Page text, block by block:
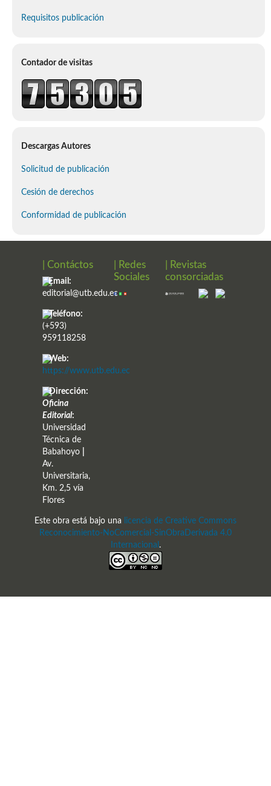
Requisitos publicación
Contador de visitas
Descargas Autores
Solicitud de publicación
Cesión de derechos
Conformidad de publicación
| Contáctos
Email:
editorial@utb.edu.ec
Teléfono:
(+593)
959118258
Web:
https://www.utb.edu.ec
Dirección:
Oficina
Editorial:
Universidad
Técnica de
Babahoyo
Av.
Universitaria,
Km. 2,5 vía
Flores
| Redes
Sociales
| Revistas
consorciadas
Este obra está bajo una
licencia de Creative Commons
Reconocimiento-NoComercial-SinObraDerivada 4.0
Internacional .